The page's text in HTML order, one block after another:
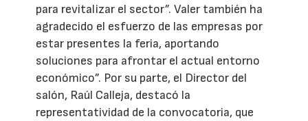
para revitalizar el sector”. Valer también ha
agradecido el esfuerzo de las empresas por
estar presentes la feria, aportando
soluciones para afrontar el actual entorno
económico”. Por su parte, el Director del
salón, Raúl Calleja, destacó la
representatividad de la convocatoria, que